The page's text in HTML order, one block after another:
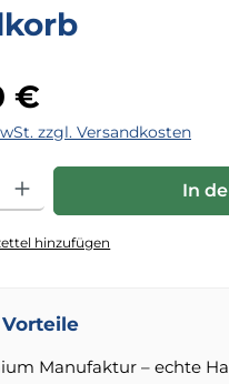
€
zzgl. Versandkosten
Gib den gewünschten
In
hinzufügen
Manufaktur – echte